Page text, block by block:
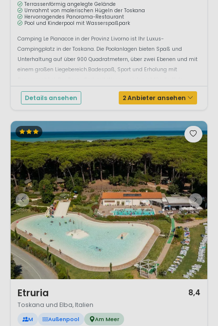
Terrassenförmig angelegte Gelände
Umrahmt von malerischen Hügeln der Toskana
Hervorragendes Panorama-Restaurant
Pool und Kinderpool mit Wasserspaßpark
Camping Le Pianacce in der Provinz Livorno ist Ihr Luxus-
Campingplatz in der Toskana. Die Poolanlagen bieten Spaß und
Unterhaltung auf über 900 Quadratmetern, über zwei Ebenen und mit
einem großen Liegebereich.Badespaß, Sport und Erholung mit
Unbeschwertes Toben ist auf dem weichen un...
Details ansehen 2 Anbieter ansehen
Etruria 8,4
Toskana und Elba, Italien
M Außenpool Am Meer